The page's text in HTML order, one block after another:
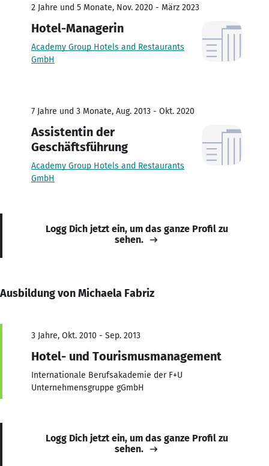
2 Jahre und 5 Monate, Nov. 2020 - März 2023
Hotel-Managerin
Academy Group Hotels and Restaurants
GmbH
7 Jahre und 3 Monate, Aug. 2013 - Okt. 2020
Assistentin der
Geschäftsführung
Academy Group Hotels and Restaurants
GmbH
Logg Dich jetzt ein, um das ganze Profil zu
sehen.
Ausbildung von Michaela Fabriz
3 Jahre, Okt. 2010 - Sep. 2013
Hotel- und Tourismusmanagement
Internationale Berufsakademie der F+U
Unternehmensgruppe gGmbH
Logg Dich jetzt ein, um das ganze Profil zu
sehen.